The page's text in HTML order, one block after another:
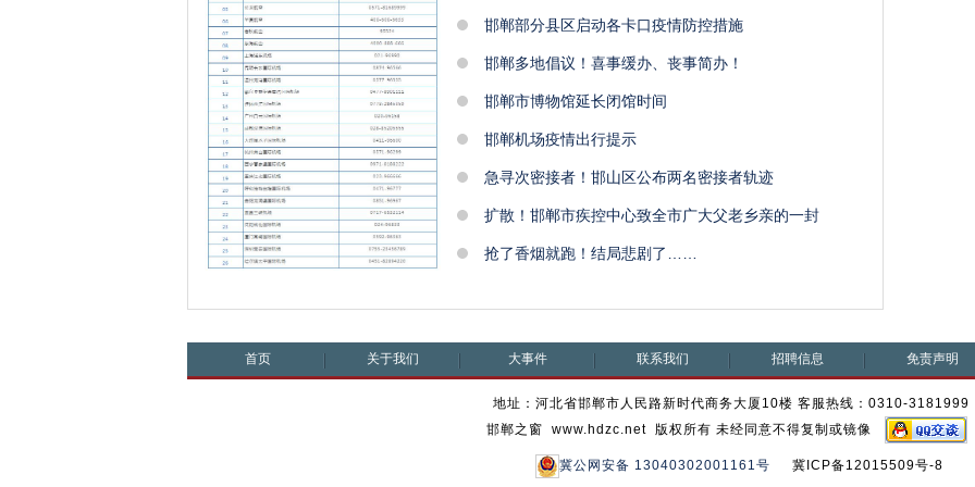
邯郸部分县区启动各卡口疫情防控措施
邯郸多地倡议！喜事缓办、丧事简办！
邯郸市博物馆延长闭馆时间
邯郸机场疫情出行提示
急寻次密接者！邯山区公布两名密接者轨迹
扩散！邯郸市疾控中心致全市广大父老乡亲的一封
抢了香烟就跑！结局悲剧了……
首页 关于我们 大事件 联系我们 招聘信息 免责声明
地址：河北省邯郸市人民路新时代商务大厦10楼 客服热线：0310-3181999
邯郸之窗 www.hdzc.net 版权所有 未经同意不得复制或镜像
冀公网安备 13040302001161号 冀ICP备12015509号-8